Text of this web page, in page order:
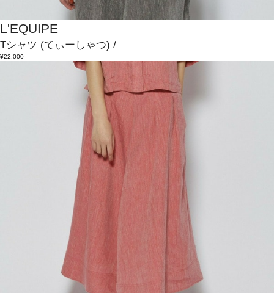
L'EQUIPE
Tシャツ (てぃーしゃつ) /
¥22,000